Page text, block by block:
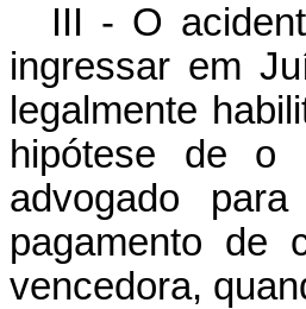
III - O
ingressar em
legalmente
hipótese de o
advogado
pagamento de
vencedora,